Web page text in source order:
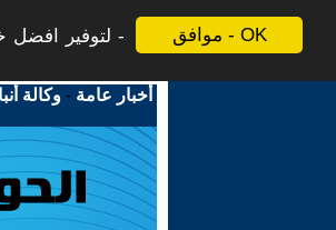
موافق - OK
لتوفير افضل
أخبار عامة -وكالة